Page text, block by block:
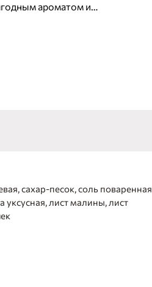
ароматом и
сахар-песок, соль поваренная
уксусная, лист малины, лист